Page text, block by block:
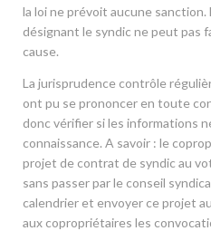
la loi ne prévoit aucune
désignant le syndic ne peut pas
cause.
La jurisprudence contrôle
ont pu se prononcer en toute
donc vérifier si les informations
connaissance. A savoir : le
projet de contrat de syndic au
sans passer par le conseil
calendrier et envoyer ce projet
aux copropriétaires les